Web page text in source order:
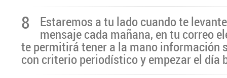
8 Estaremos a tu lado cuando te
mensaje cada mañana, en tu correo
te permitirá tener a la mano información
con criterio periodístico y empezar el día